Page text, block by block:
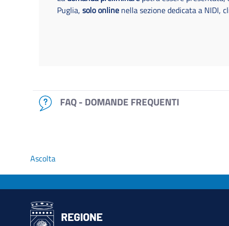
Puglia, solo online nella sezione dedicata a NIDI,
FAQ - DOMANDE FREQUENTI
Ascolta